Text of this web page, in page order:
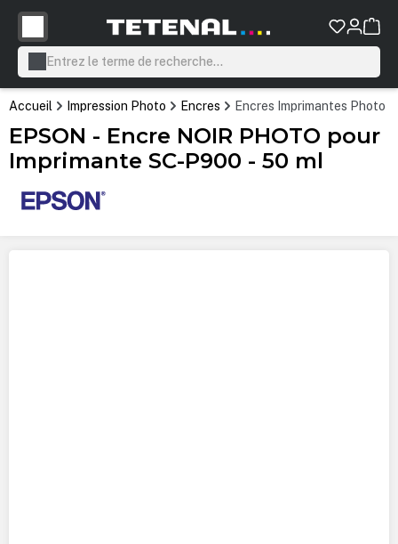
principal
Accueil Impression Photo Encres Encres Imprimantes Photo
EPSON - Encre NOIR PHOTO pour
Imprimante SC-P900 - 50 ml